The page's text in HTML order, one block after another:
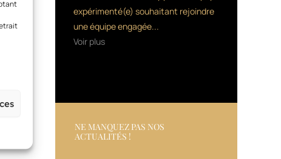
expérimenté(e) souhaitant rejoindre
une équipe engagée...
Voir plus
NE MANQUEZ PAS NOS
ACTUALITÉS !